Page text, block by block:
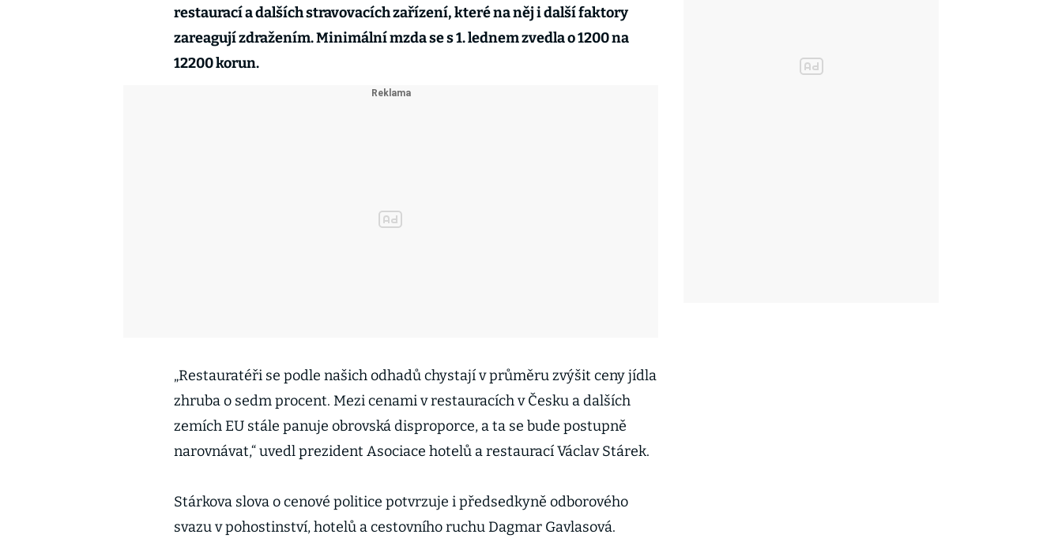
restaurací a dalších stravovacích zařízení, které na něj i další faktory
zareagují zdražením. Minimální mzda se s 1. lednem zvedla o 1200 na
12200 korun.
„Restauratéři se podle našich odhadů chystají v průměru zvýšit ceny jídla
zhruba o sedm procent. Mezi cenami v restauracích v Česku a dalších
zemích EU stále panuje obrovská disproporce, a ta se bude postupně
narovnávat,“ uvedl prezident Asociace hotelů a restaurací Václav Stárek.
Stárkova slova o cenové politice potvrzuje i předsedkyně odborového
svazu v pohostinství, hotelů a cestovního ruchu Dagmar Gavlasová.